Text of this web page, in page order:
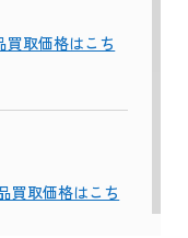
買取価格はこち
買取価格はこち